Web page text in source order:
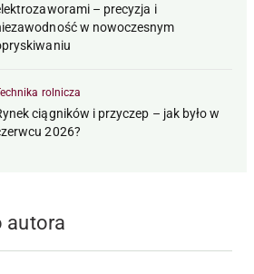
– precyzja i
w nowoczesnym
rolnicza
ciągników i przyczep – jak było w
2026?
autora